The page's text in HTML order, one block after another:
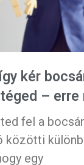
kér
– erre
fel a
közötti
egy